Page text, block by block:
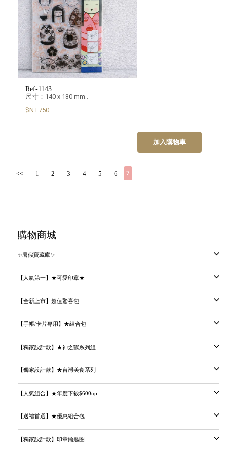
Ref-1143
尺寸：140 x 180 mm..
$NT750
加入購物車
<< 1 2 3 4 5 6 7
購物商城
✨暑假寶藏庫✨
【人氣第一】★可愛印章★
【全新上市】超值驚喜包
【手帳/卡片專用】★組合包
【獨家設計款】★神之獸系列組
【獨家設計款】★台灣美食系列
【人氣組合】★年度下殺$600up
【送禮首選】★優惠組合包
【獨家設計款】印章鑰匙圈